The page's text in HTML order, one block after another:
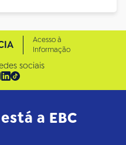
Acesso à
Informação
sociais
a EBC